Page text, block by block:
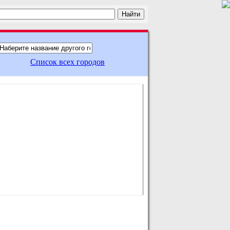
Список всех городов